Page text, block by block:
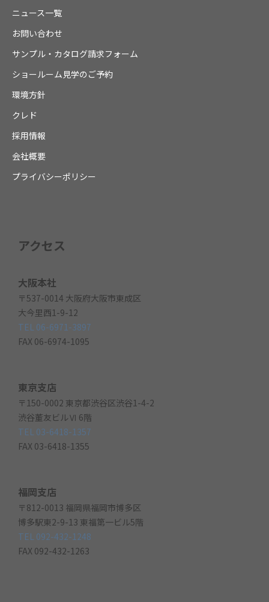
ニュース一覧
お問い合わせ
サンプル・カタログ請求フォーム
ショールーム見学のご予約
環境方針
クレド
採用情報
会社概要
プライバシーポリシー
アクセス
大阪本社
〒537-0014 大阪府大阪市東成区
大今里西1-9-12
TEL 06-6971-3897
FAX 06-6974-1095
東京支店
〒150-0002 東京都渋谷区渋谷1-4-2
渋谷董友ビルⅥ 6階
TEL 03-6418-1357
FAX 03-6418-1355
福岡支店
〒812-0013 福岡県福岡市博多区
博多駅東2-9-13 東福第一ビル5階
TEL 092-432-1248
FAX 092-432-1263